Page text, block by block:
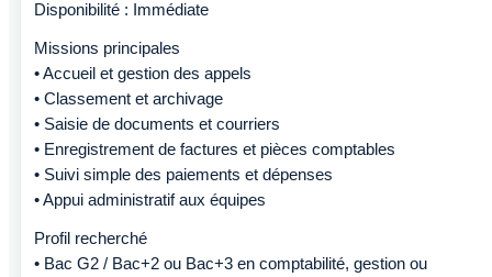
Disponibilité : Immédiate
Missions principales
• Accueil et gestion des appels
• Classement et archivage
• Saisie de documents et courriers
• Enregistrement de factures et pièces comptables
• Suivi simple des paiements et dépenses
• Appui administratif aux équipes
Profil recherché
• Bac G2 / Bac+2 ou Bac+3 en comptabilité, gestion ou